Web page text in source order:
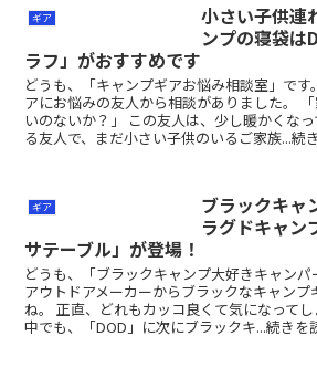
ギア
小さい子供連
ンプの寝袋は
ラフ」がおすすめです
どうも、「キャンプギアお悩み相談室」で
アにお悩みの友人から相談がありました。
いのないか？」 この友人は、少し暖かくな
る友人で、まだ小さい子供のいるご家族...続
ギア
ブラックキャ
ラグドキャン
サテーブル」が登場！
どうも、「ブラックキャンプ大好きキャン
アウトドアメーカーからブラックなキャン
ね。 正直、どれもカッコ良くて気になって
中でも、「DOD」に次にブラックキ...続きを